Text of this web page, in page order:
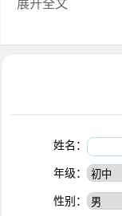
展开全文
姓名：
年级：
性别：